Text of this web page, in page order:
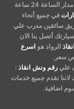
والمعدات ولدينا اسطول سيارات يعمل علي مدار الساعة 24 ساعة
في جميع أنحاء
فريق سائقين مدرب علي
أتصل بنا الان
الرواد هو اسرع
سعر.
رقم ونش انقاذ :
لاننا نقدم جميع خدمات